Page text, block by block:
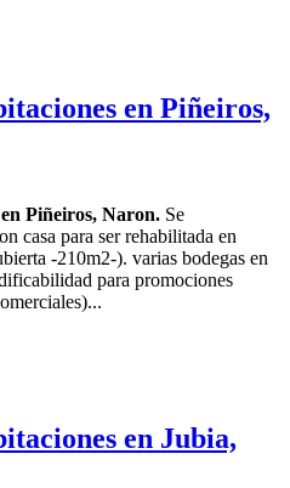
en Piñeiros,
Piñeiros, Naron. Se
casa para ser rehabilitada en
-210m2-). varias bodegas en
para promociones
en Jubia,